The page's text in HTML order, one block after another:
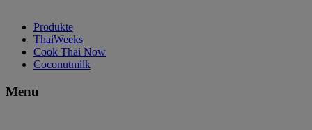
Produkte
ThaiWeeks
Cook Thai Now
Coconutmilk
Menu